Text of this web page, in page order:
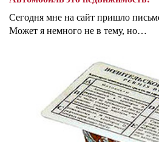
Сегодня мне на сайт пришло
Может я немного не в тему, но…